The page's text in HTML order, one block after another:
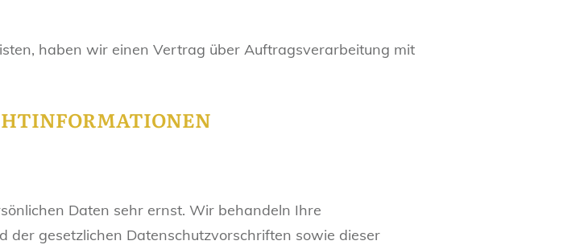
haben wir einen Vertrag über Auftragsverarbeitung mit
Daten sehr ernst. Wir behandeln Ihre
gesetzlichen Datenschutzvorschriften sowie dieser